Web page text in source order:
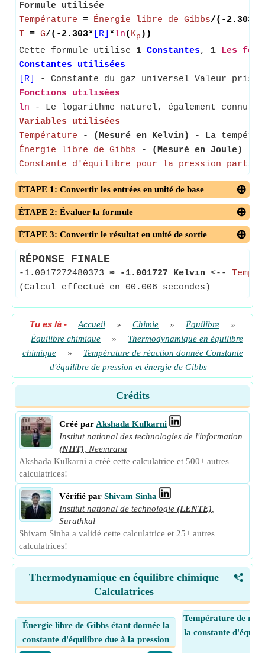
Formule utilisée
Température = Énergie libre de Gibbs/(-2.303*
T = G/(-2.303* [R] *ln( Kp ))
Cette formule utilise 1 Constantes, 1 Les
Constantes utilisées
[R]
- Constante du gaz universel Valeur prise
Fonctions utilisées
ln - Le logarithme naturel, également connu
Variables utilisées
Température - (Mesuré en Kelvin)
- La
Énergie libre de Gibbs - (Mesuré en Joule)
Constante d'équilibre pour la pression
ÉTAPE 1: Convertir les entrées en unité de base
ÉTAPE 2: Évaluer la formule
ÉTAPE 3: Convertir le résultat en unité de sortie
RÉPONSE FINALE
-1.0017272480373 ≈ -1.001727 Kelvin <--
(Calcul effectué en 00.006 secondes)
Tu es là - Accueil » Chimie » Équilibre
»
Équilibre chimique
»
Thermodynamique en équilibre
chimique
»
Température de réaction donnée Constante
d'équilibre de pression et énergie de Gibbs
Crédits
Créé par Akshada Kulkarni
Institut national des technologies de l'information
(NIIT)
Neemrana
Akshada Kulkarni a créé cette calculatrice et 500+ autres
calculatrices!
Vérifié par Shivam Sinha
Institut national de technologie (LENTE)
Surathkal
Shivam Sinha a validé cette calculatrice et 25+ autres
calculatrices!
<
Thermodynamique en équilibre chimique
Calculatrices
Énergie libre de Gibbs étant donnée la
constante d'équilibre due à la pression
Température de
la constante